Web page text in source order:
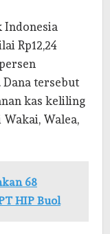
Indonesia
Rp12,24
tersebut
kas keliling
Walea,
68
HIP Buol